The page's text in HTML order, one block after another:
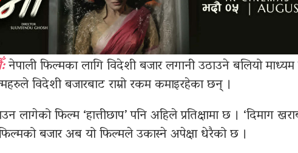
नेपाली फिल्मका लागि विदेशी बजार लगानी उठाउने बलियो
विदेशी बजारबाट राम्रो रकम कमाइरहेका छन् ।
फिल्म ‘हात्तीछाप’ पनि अहिले प्रतिक्षामा छ । ‘दिमाग
बजार अब यो फिल्मले उकास्ने अपेक्षा धेरैको छ ।